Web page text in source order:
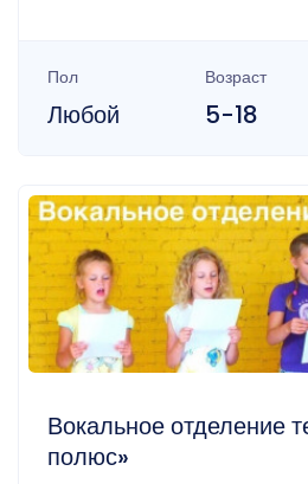
Пол
Любой
Возраст
5-18
Вокальное отделение
полюс»